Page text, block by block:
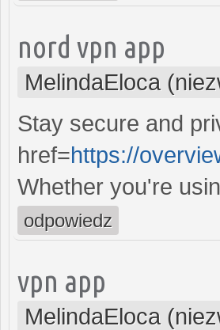
nord vpn app
MelindaEloca
Stay secure and
href=https://
Whether you're
odpowiedz
vpn app
MelindaEloca